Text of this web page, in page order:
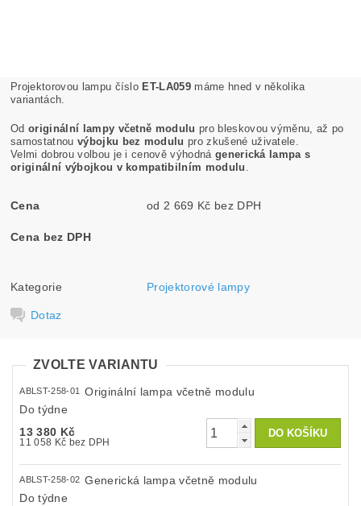
Projektorovou lampu číslo ET-LA059máme hned v několika
variantách.
Odoriginální lampy včetně modulu pro bleskovou výměnu, až po
samostatnou výbojku bez modulu pro zkušené uživatele.
Velmi dobrou volbou je i cenově výhodná generická lampa s
originální výbojkou v kompatibilním modulu
Cena od 2 669 Kč bez DPH
Cena bez DPH
Kategorie Projektorové lampy
Dotaz
ZVOLTE VARIANTU
ABLST-258-01
Originální lampa včetně modulu
Do týdne
13 380 Kč
11 058 Kč bez DPH
ABLST-258-02 Generická lampa včetně modulu
Do týdne